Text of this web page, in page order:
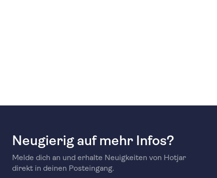
Neugierig auf mehr Infos?
Melde dich an und erhalte Neuigkeiten von Hotjar
direkt in deinen Posteingang.